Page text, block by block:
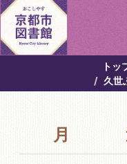
トッ
久世
月